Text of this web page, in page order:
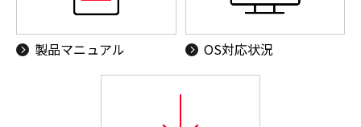
製品マニュアル OS対応状況